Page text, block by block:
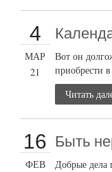
4
МАР
21
Вот он
приобрести
Читать
16
ФЕВ
Быть
Добрые дела